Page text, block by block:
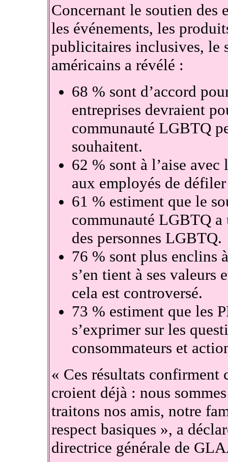
Concernant le soutien des
les événements, les
publicitaires inclusives, le
américains a révélé :
68 % sont d’accord
entreprises devraient
communauté LGBTQ
souhaitent.
62 % sont à l’aise
aux employés de
61 % estiment que le
communauté LGBTQ
des personnes LGBTQ.
76 % sont plus enclins
s’en tient à ses valeurs
cela est controversé.
73 % estiment que les
s’exprimer sur les
consommateurs et
« Ces résultats confirment
croient déjà : nous
traitons nos amis, notre
respect basiques », a
directrice générale de